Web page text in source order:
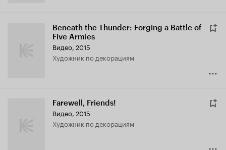
Beneath the Thunder: Forging a Battle of
Five Armies
Видео, 2015
Художник по декорациям
Farewell, Friends!
Видео, 2015
Художник по декорациям